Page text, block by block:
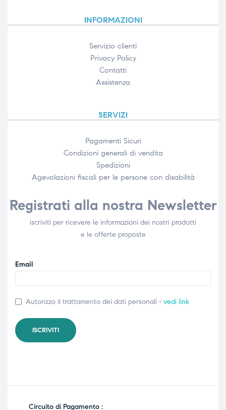
INFORMAZIONI
Servizio clienti
Privacy Policy
Contatti
Assistenza
SERVIZI
Pagamenti Sicuri
Condizioni generali di vendita
Spedizioni
Agevolazioni fiscali per le persone con disabilità​
Registrati alla nostra Newsletter
iscriviti per ricevere le informazioni dei nostri prodotti
e le offerte proposte
Email
Autorizzo il trattamento dei dati personali - vedi link
Circuito di Pagamento :